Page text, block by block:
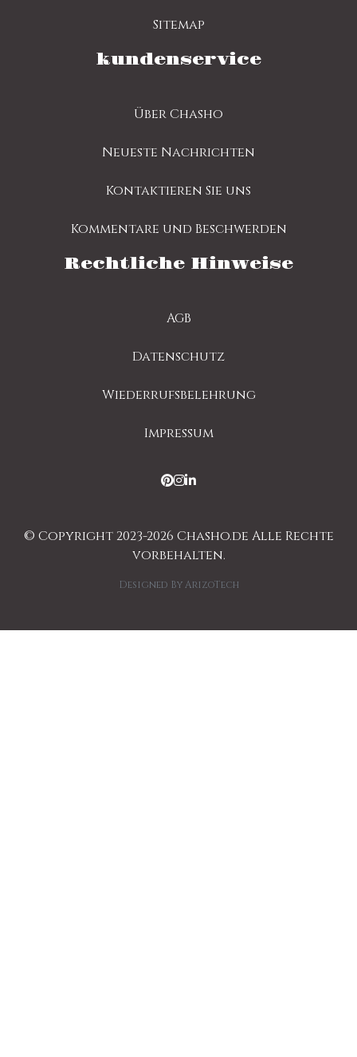
Sitemap
kundenservice
Über Chasho
Neueste Nachrichten
Kontaktieren Sie uns
Kommentare und Beschwerden
Rechtliche Hinweise
AGB
Datenschutz
Wiederrufsbelehrung
Impressum
© Copyright 2023-2026 Chasho.de Alle Rechte
vorbehalten.
Designed ByArizoTech